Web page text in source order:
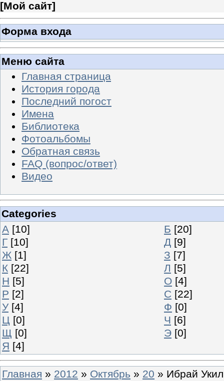
[Мой сайт]
Форма входа
Меню сайта
Главная страница
История города
Последний погост
Имена
Библиотека
Фотоальбомы
Обратная связь
FAQ (вопрос/ответ)
Видео
Categories
А [10] Б [20]
Г [10] Д [9]
Ж [1] З [7]
К [22] Л [5]
Н [5] О [4]
Р [2] С [22]
У [4] Ф [0]
Ц [0] Ч [6]
Щ [0] Э [0]
Я [4]
Главная » 2012 » Октябрь » 20 » Ибрай